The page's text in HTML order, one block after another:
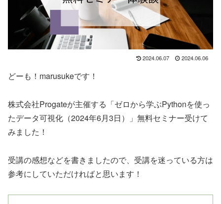
2024.06.07 2024.06.06
どーも！marusukeです！
株式会社Progateが主催する「ゼロから学ぶPythonを使っ
たデータ可視化（2024年6月3日）」無料セミナー受けて
みました！
受講の感想などを書きましたので、受講を迷っている方は
参考にしていただければと思います！